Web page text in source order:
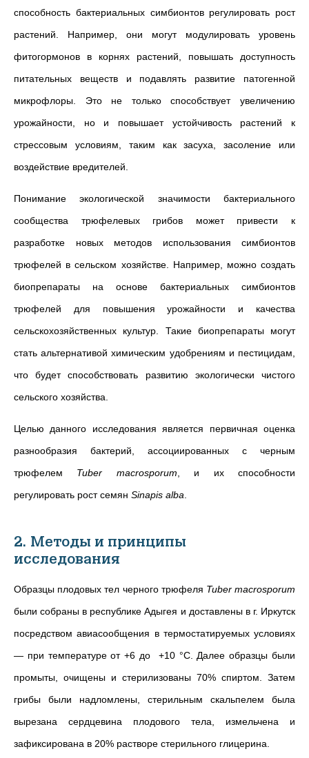
способность бактериальных симбионтов регулировать рост
растений. Например, они могут модулировать уровень
фитогормонов в корнях растений, повышать доступность
питательных веществ и подавлять развитие патогенной
микрофлоры. Это не только способствует увеличению
урожайности, но и повышает устойчивость растений к
стрессовым условиям, таким как засуха, засоление или
воздействие вредителей.
Понимание экологической значимости бактериального
сообщества трюфелевых грибов может привести к
разработке новых методов использования симбионтов
трюфелей в сельском хозяйстве. Например, можно создать
биопрепараты на основе бактериальных симбионтов
трюфелей для повышения урожайности и качества
сельскохозяйственных культур. Такие биопрепараты могут
стать альтернативой химическим удобрениям и пестицидам,
что будет способствовать развитию экологически чистого
сельского хозяйства.
Целью данного исследования является первичная оценка
разнообразия бактерий, ассоциированных с черным
трюфелем Tuber macrosporum , и их способности
регулировать рост семян Sinapis alba
2. Методы и принципы
исследования
Образцы плодовых тел черного трюфеля Tuber macrosporum
были собраны в республике Адыгея и доставлены в г. Иркутск
посредством авиасообщения в термостатируемых условиях
— при температуре от +6 до +10 °C. Далее образцы были
промыты, очищены и стерилизованы 70% спиртом. Затем
грибы были надломлены, стерильным скальпелем была
вырезана сердцевина плодового тела, измельчена и
зафиксирована в 20% растворе стерильного глицерина.